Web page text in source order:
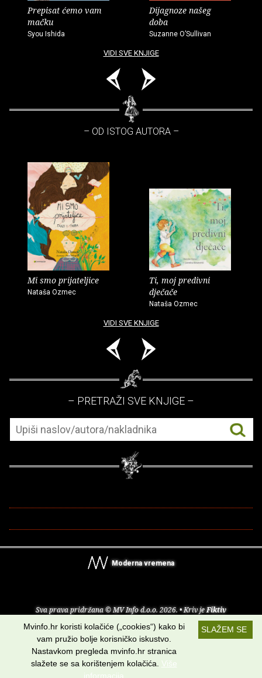
Prepisat ćemo vam
mačku
Syou Ishida
Dijagnoze našeg
doba
Suzanne O’Sullivan
VIDI SVE KNJIGE
– OD ISTOG AUTORA –
Mi smo prijateljice
Nataša Ozmec
Ti, moj predivni
dječače
Nataša Ozmec
VIDI SVE KNJIGE
– PRETRAŽI SVE KNJIGE –
Moderna vremena
Sva prava pridržana © MV Info d.o.o. 2026. • Kriv jeFiktiv
O nama• Pomoć• Uvjeti korištenja•RSS kanali
Potraži nas na:
SLAŽEM SE
Mvinfo.hr koristi kolačiće („cookies“) kako bi
vam pružio bolje korisničko iskustvo.
Nastavkom pregleda mvinfo.hr stranica
slažete se sa korištenjem kolačića. Više
informacija